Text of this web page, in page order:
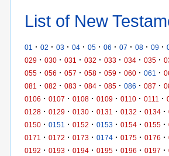
List of New
01 · 02 · 03 · 04 · 05 · 06 · 07 · 08 · 09 ·
029 · 030 · 031 · 032 · 033 · 034 · 035 ·
055 · 056 · 057 · 058 · 059 · 060 · 061 ·
081
· 082 · 083 · 084 · 085 · 086 · 087 ·
0106 · 0107 · 0108 · 0109 · 0110 · 0111 ·
0128 · 0129 · 0130 · 0131 · 0132 · 0134 ·
0150 · 0151 · 0152 · 0153 · 0154 · 0155 ·
0171
· 0172 · 0173 · 0174 · 0175 · 0176 ·
0192 · 0193 · 0194 · 0195 · 0196 · 0197 ·